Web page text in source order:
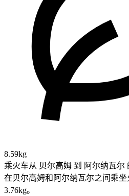
8.59kg
乘火车从 贝尔高姆 到 阿尔纳瓦尔
在贝尔高姆和阿尔纳瓦尔之间乘
3.76kg。